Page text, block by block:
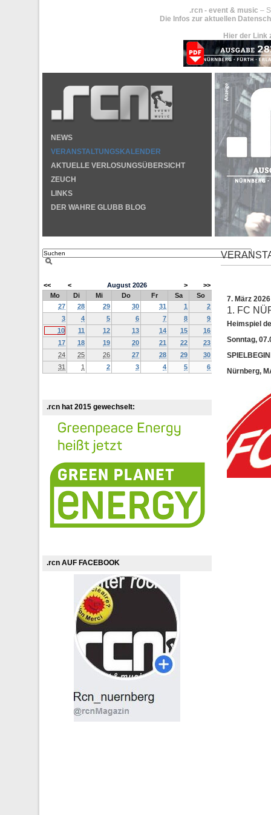
.rcn - event & music –
Die Infos zur aktuellen
Hier der Link
NEWS
VERANSTALTUNGSKALENDER
AKTUELLE VERLOSUNGSÜBERSICHT
ZEUCH
LINKS
DER WAHRE GLUBB BLOG
<< < August 2026 >
>>
Mo
Di Mi Do Fr Sa
So
27
28 29 30 31 1
2
3
4 5 6 7 8
9
10
11 12 13 14 15
16
17
18 19 20 21 22
23
24
25 26 27 28 29
30
31
1 2 3 4 5 6
.rcn hat 2015 gewechselt:
.rcn AUF FACEBOOK
7. März
1. FC
Heimspiel
Sonntag,
Nürnberg,